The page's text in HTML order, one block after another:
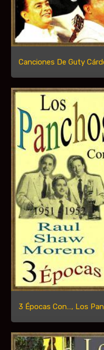
Canciones De Guty
3 Épocas Con…, Los